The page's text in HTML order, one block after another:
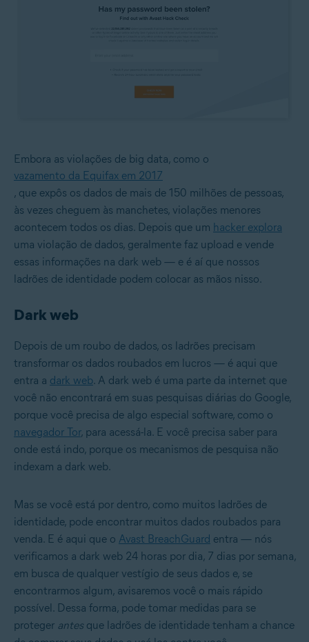
Embora as violações de big data, como o
vazamento da Equifax em 2017
, que expôs os dados de mais de 150 milhões de pessoas,
às vezes cheguem às manchetes, violações menores
acontecem todos os dias. Depois que um hacker explora
uma violação de dados, geralmente faz upload e vende
essas informações na dark web — e é aí que nossos
ladrões de identidade podem colocar as mãos nisso.
Dark web
Depois de um roubo de dados, os ladrões precisam
transformar os dados roubados em lucros — é aqui que
entra a dark web. A dark web é uma parte da internet que
você não encontrará em suas pesquisas diárias do Google,
porque você precisa de algo especial software, como o
navegador Tor, para acessá-la. E você precisa saber para
onde está indo, porque os mecanismos de pesquisa não
indexam a dark web.
Mas se você está por dentro, como muitos ladrões de
identidade, pode encontrar muitos dados roubados para
venda. E é aqui que o Avast BreachGuard entra — nós
verificamos a dark web 24 horas por dia, 7 dias por semana,
em busca de qualquer vestígio de seus dados e, se
encontrarmos algum, avisaremos você o mais rápido
possível. Dessa forma, pode tomar medidas para se
proteger antesque ladrões de identidade tenham a chance